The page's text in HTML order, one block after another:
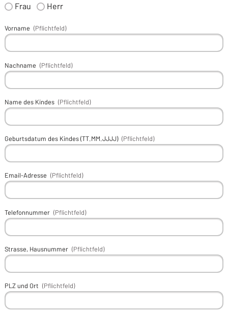
Frau Herr
Vorname (Pflichtfeld)
Nachname (Pflichtfeld)
Name des Kindes (Pflichtfeld)
Geburtsdatum des Kindes (TT.MM.JJJJ) (Pflichtfeld)
Email-Adresse (Pflichtfeld)
Telefonnummer (Pflichtfeld)
Strasse, Hausnummer (Pflichtfeld)
PLZ und Ort (Pflichtfeld)